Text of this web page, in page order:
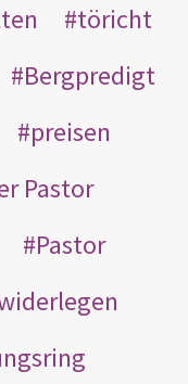
töricht
Bergpredigt
preisen
Pastor
Pastor